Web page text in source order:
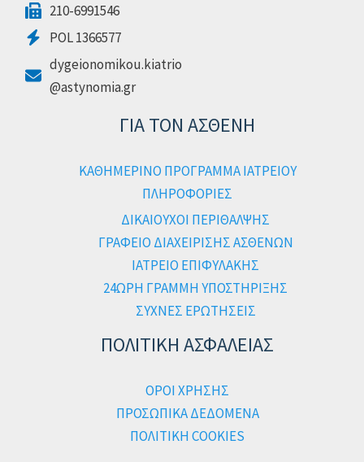
210-6991546
POL 1366577
dygeionomikou.kiatrio
@astynomia.gr
ΓΙΑ ΤΟΝ ΑΣΘΕΝΗ
ΚΑΘΗΜΕΡΙΝΟ ΠΡΟΓΡΑΜΜΑ ΙΑΤΡΕΙΟΥ
ΠΛΗΡΟΦΟΡΙΕΣ
ΔΙΚΑΙΟΥΧΟΙ ΠΕΡΙΘΑΛΨΗΣ
ΓΡΑΦΕΙΟ ΔΙΑΧΕΙΡΙΣΗΣ ΑΣΘΕΝΩΝ
ΙΑΤΡΕΙΟ ΕΠΙΦΥΛΑΚΗΣ
24ΩΡΗ ΓΡΑΜΜΗ ΥΠΟΣΤΗΡΙΞΗΣ
ΣΥΧΝΕΣ ΕΡΩΤΗΣΕΙΣ
ΠΟΛΙΤΙΚΗ ΑΣΦΑΛΕΙΑΣ
ΟΡΟΙ ΧΡΗΣΗΣ
ΠΡΟΣΩΠΙΚΑ ΔΕΔΟΜΕΝΑ
ΠΟΛΙΤΙΚΗ COOKIES